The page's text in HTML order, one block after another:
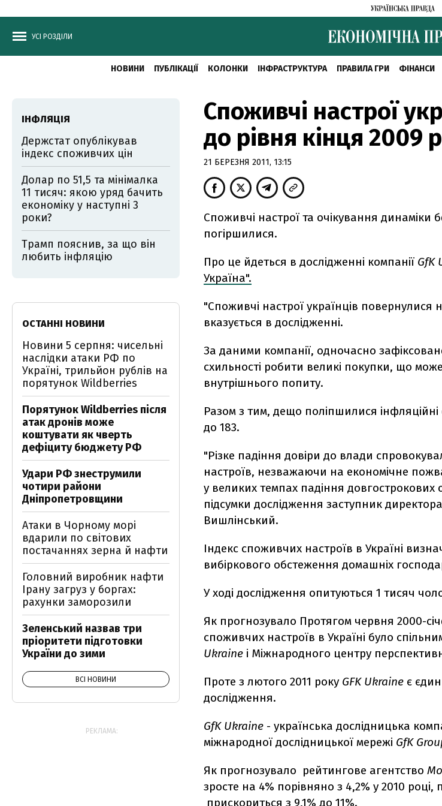
УСІ РОЗДІЛИ
НОВИНИ ПУБЛІКАЦІЇ КОЛОНКИ ІНФРАСТРУКТУРА ПРАВИЛА ГРИ ФІНАНСИ
Споживчі настрої
до рівня кінця 2009
21 БЕРЕЗНЯ 2011, 13:15
Споживчі настрої та очікування динаміки
погіршилися.
Про це йдеться в дослідженні компанії GfK
Україна".
"Споживчі настрої українців повернулися
вказується в дослідженні.
За даними компанії, одночасно
схильності робити великі покупки, що
внутрішнього попиту.
Разом з тим, дещо поліпшилися
до 183.
"Різке падіння довіри до влади
настроїв, незважаючи на економічне
у великих темпах падіння довгострокових
підсумки дослідження заступник директора
Вишлінський.
Індекс споживчих настроїв в Україні
вибіркового обстеження домашніх
У ході дослідження опитуються 1 тисяч
Як прогнозувало Протягом червня 2000-
споживчих настроїв в Україні було
Ukraine і Міжнародного центру
Проте з лютого 2011 року GFK Ukraine є
дослідження.
GfK Ukraine - українська дослідницька
міжнародної дослідницької мережі GfK
Як прогнозувало рейтингове агентство
зросте на 4% порiвняно з 4,2% у 2010
прискориться з 9,1% до 11%.
ІНФЛЯЦІЯ
Держстат опублікував
індекс споживчих цін
Долар по 51,5 та мінімалка
11 тисяч: якою уряд бачить
економіку у наступні 3
роки?
Трамп пояснив, за що він
любить інфляцію
ОСТАННІ НОВИНИ
Новини 5 серпня: чисельні
наслідки атаки РФ по
Україні, трильйон рублів на
порятунок Wildberries
Порятунок Wildberries після
атак дронів може
коштувати як чверть
дефіциту бюджету РФ
Удари РФ знеструмили
чотири райони
Дніпропетровщини
Атаки в Чорному морі
вдарили по світових
постачаннях зерна й нафти
Головний виробник нафти
Ірану загруз у боргах:
рахунки заморозили
Зеленський назвав три
пріоритети підготовки
України до зими
ВСІ НОВИНИ
РЕКЛАМА: